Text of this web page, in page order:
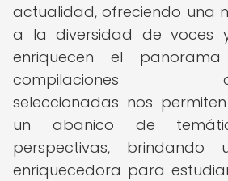
actualidad, ofreciendo una
a la diversidad de voces
enriquecen el panorama
compilaciones
seleccionadas nos
un abanico de
perspectivas, brindando
enriquecedora para